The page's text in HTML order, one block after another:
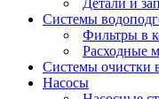
Системы
Фильтры в
Расходные
Системы очистки
Насосы